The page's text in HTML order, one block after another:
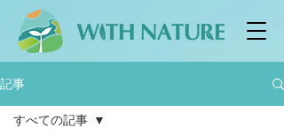
記事
すべての記事